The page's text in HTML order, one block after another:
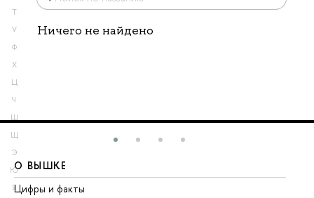
Т
У
Ф
Х
Ц
Ч
Ш
Щ
Э
Ю
Я
Ничего не найдено
О ВЫШКЕ
Цифры и факты